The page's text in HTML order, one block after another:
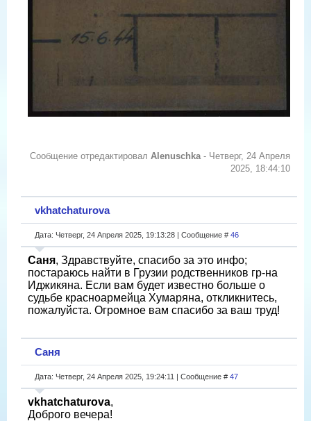
Сообщение отредактировал Alenuschka - Четверг, 24 Апреля
2025, 18:44:10
vkhatchaturova
Дата: Четверг, 24 Апреля 2025, 19:13:28 | Сообщение # 46
Саня, Здравствуйте, спасибо за это инфо;
постараюсь найти в Грузии родственников гр-на
Иджикяна. Если вам будет известно больше о
судьбе красноармейца Хумаряна, откликнитесь,
пожалуйста. Огромное вам спасибо за ваш труд!
Саня
Дата: Четверг, 24 Апреля 2025, 19:24:11 | Сообщение # 47
vkhatchaturova,
Доброго вечера!